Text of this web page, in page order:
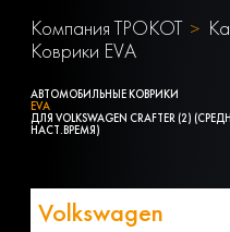
Компания ТРОКОТ
Коврики EVA
АВТОМОБИЛЬНЫЕ КОВРИКИ
EVA
ДЛЯ VOLKSWAGEN CRAFTER (2)
НАСТ.ВРЕМЯ)